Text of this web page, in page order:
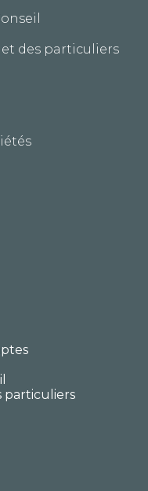
des particuliers
particuliers